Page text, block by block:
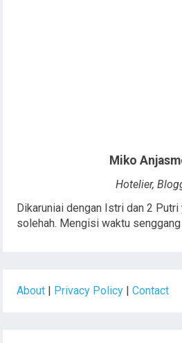
Miko
Hotelier,
Dikaruniai dengan Istri dan 2
solehah. Mengisi waktu
About Privacy Policy |Contact